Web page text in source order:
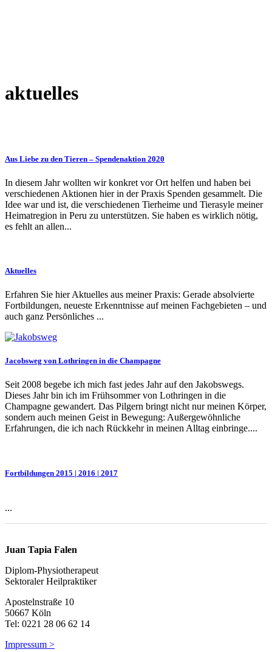
aktuelles
Aus Liebe zu den Tieren – Spendenaktion 2020
In diesem Jahr wollten wir konkret vor Ort helfen und haben bei
verschiedenen Aktionen hier in der Praxis Spenden gesammelt. Die
Idee war und ist, die verschiedenen Tierheime und Tierasyle meiner
Heimatregion in Peru zu unterstützen. Sie haben es wirklich nötig,
es fehlt an allen...
Aktuelles
Erfahren Sie hier Aktuelles aus meiner Praxis: Gerade absolvierte
Fortbildungen, neueste Erkenntnisse auf meinen Fachgebieten – und
auch ganz Persönliches ...
Jacobsweg von Lothringen in die Champagne
Seit 2008 begebe ich mich fast jedes Jahr auf den Jakobswegs.
Dieses Jahr bin ich im Frühsommer von Lothringen in die
Champagne gewandert. Das Pilgern bringt nicht nur meinen Körper,
sondern auch meinen Geist in Bewegung: Außergewöhnliche
Erfahrungen, die ich nach Rückkehr in meinen Alltag einbringe....
Fortbildungen 2015 | 2016 | 2017
...
Juan Tapia Falen
Diplom-Physiotherapeut
Sektoraler Heilpraktiker
Apostelnstraße 10
50667 Köln
Tel: 0221 28 06 62 14
Impressum >